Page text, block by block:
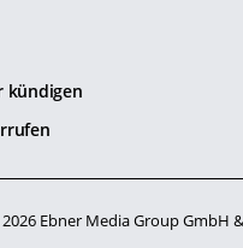
kündigen
Ebner Media Group GmbH